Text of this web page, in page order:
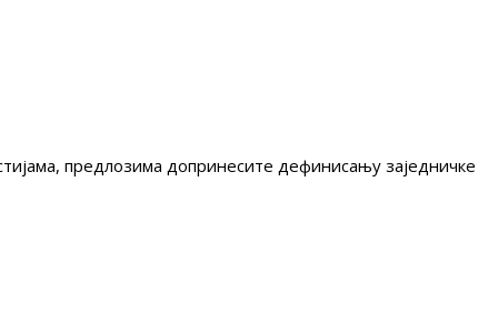
предлозима допринесите дефинисању заједничке